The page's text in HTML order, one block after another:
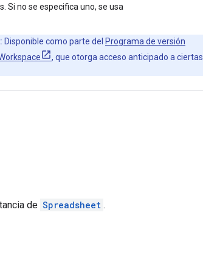
Si no se especifica uno, se usa
Disponible como parte del Programa de versión
, que otorga acceso anticipado a ciertas
de Spreadsheet .